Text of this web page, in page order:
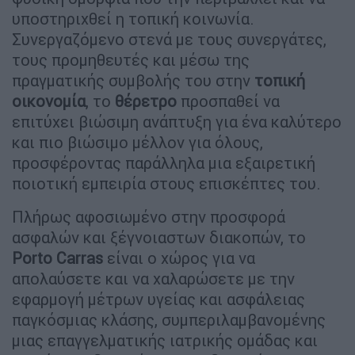
υποστηριχθεί η τοπική κοινωνία.
Συνεργαζόμενο στενά με τους συνεργάτες,
τους προμηθευτές και μέσω της
πραγματικής συμβολής του στην τοπική
οικονομία, το θέρετρο προσπαθεί να
επιτύχει βιώσιμη ανάπτυξη για ένα καλύτερο
και πιο βιώσιμο μέλλον για όλους,
προσφέροντας παράλληλα μια εξαιρετική
ποιοτική εμπειρία στους επισκέπτες του.
Πλήρως αφοσιωμένο στην προσφορά
ασφαλών και ξέγνοιαστων διακοπών, το
Porto Carras είναι ο χώρος για να
απολαύσετε και να χαλαρώσετε με την
εφαρμογή μέτρων υγείας και ασφάλειας
παγκόσμιας κλάσης, συμπεριλαμβανομένης
μιας επαγγελματικής ιατρικής ομάδας και